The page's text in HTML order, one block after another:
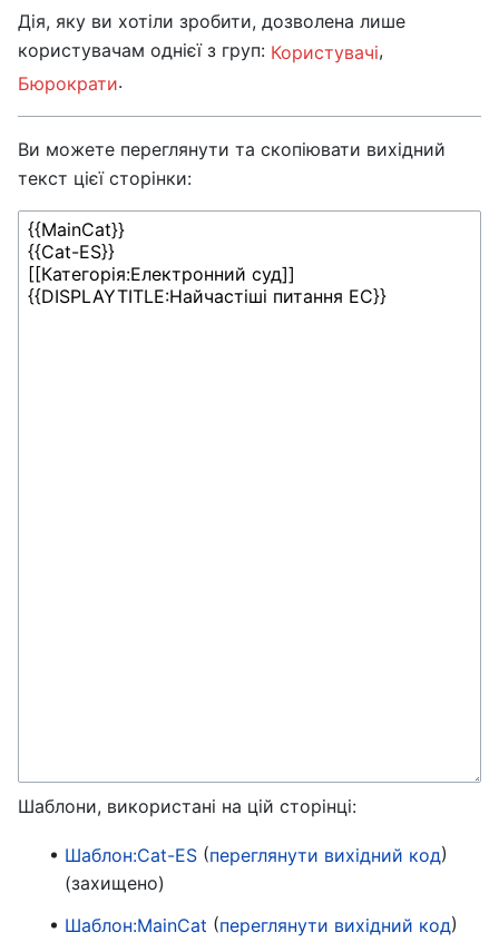
Дія, яку ви хотіли зробити, дозволена лише
користувачам однієї з груп: Користувачі,
Бюрократи.
Ви можете переглянути та скопіювати вихідний
текст цієї сторінки:
Шаблони, використані на цій сторінці:
Шаблон:Cat-ES(переглянути вихідний код)
(захищено)
Шаблон:MainCat (переглянути вихідний код)